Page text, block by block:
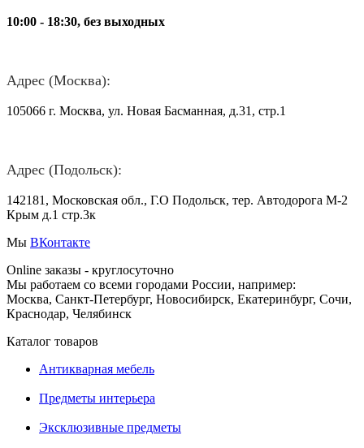
10:00 - 18:30, без выходных
Адрес (Москва):
105066 г. Москва, ул. Новая Басманная, д.31, стр.1
Адрес (Подольск):
142181, Московская обл., Г.О Подольск, тер. Автодорога М-2
Крым д.1 стр.3к
Мы ВКонтакте
Online заказы - круглосуточно
Мы работаем со всеми городами России, например:
Москва, Санкт-Петербург, Новосибирск, Екатеринбург, Сочи,
Краснодар, Челябинск
Каталог товаров
Антикварная мебель
Предметы интерьера
Эксклюзивные предметы